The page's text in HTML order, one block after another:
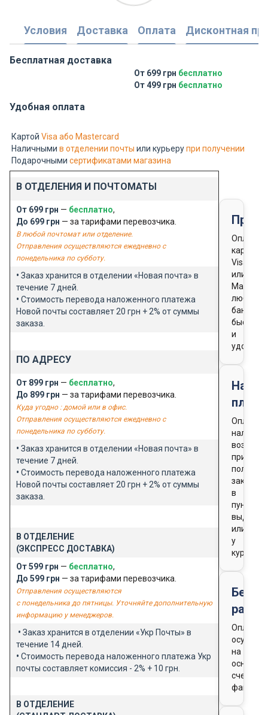
Условия Доставка Оплата Дисконтная
Бесплатная доставка
От 699 грн бесплатно
От 499 грн бесплатно
Удобная оплата
Картой Visa або Mastercard
Наличными в отделении почты или курьерупри получении
Подарочными сертификатами магазина
В ОТДЕЛЕНИЯ И ПОЧТОМАТЫ
От 699 грн — бесплатно,
До 699 грн — за тарифами перевозчика.
В любой почтомат или отделение.
Отправления осуществляются ежедневно с
понедельника по субботу.
• Заказ хранится в отделении «Новая почта» в
течение 7 дней.
• Стоимость перевода наложенного платежа
Новой почты составляет 20 грн + 2% от суммы
заказа.
ПО АДРЕСУ
От 899 грн — бесплатно,
До 899 грн — за тарифами перевозчика.
Куда угодно : домой или в офис.
Отправления осуществляются ежедневно с
понедельника по субботу.
• Заказ хранится в отделении «Новая почта» в
течение 7 дней.
• Стоимость перевода наложенного платежа
Новой почты составляет 20 грн + 2% от суммы
заказа.
В ОТДЕЛЕНИЕ
(ЭКСПРЕСС ДОСТАВКА)
От 599 грн — бесплатно,
До 599 грн — за тарифами перевозчика.
Отправления осуществляются
с понедельника до пятницы. Уточняйте дополнительную
информацию у менеджеров.
• Заказ хранится в отделении «Укр Почты» в
течение 14 дней.
• Стоимость перевода наложенного платежа Укр
почты составляет комиссия - 2% + 10 грн.
В ОТДЕЛЕНИЕ
Оплата
картой
Visa
или
любого
банка
быстро
и
удобно
Оплата
при
заказа
в
пункте
выдачи
или
у
курьера
Оплата
на
счета-
фактуры